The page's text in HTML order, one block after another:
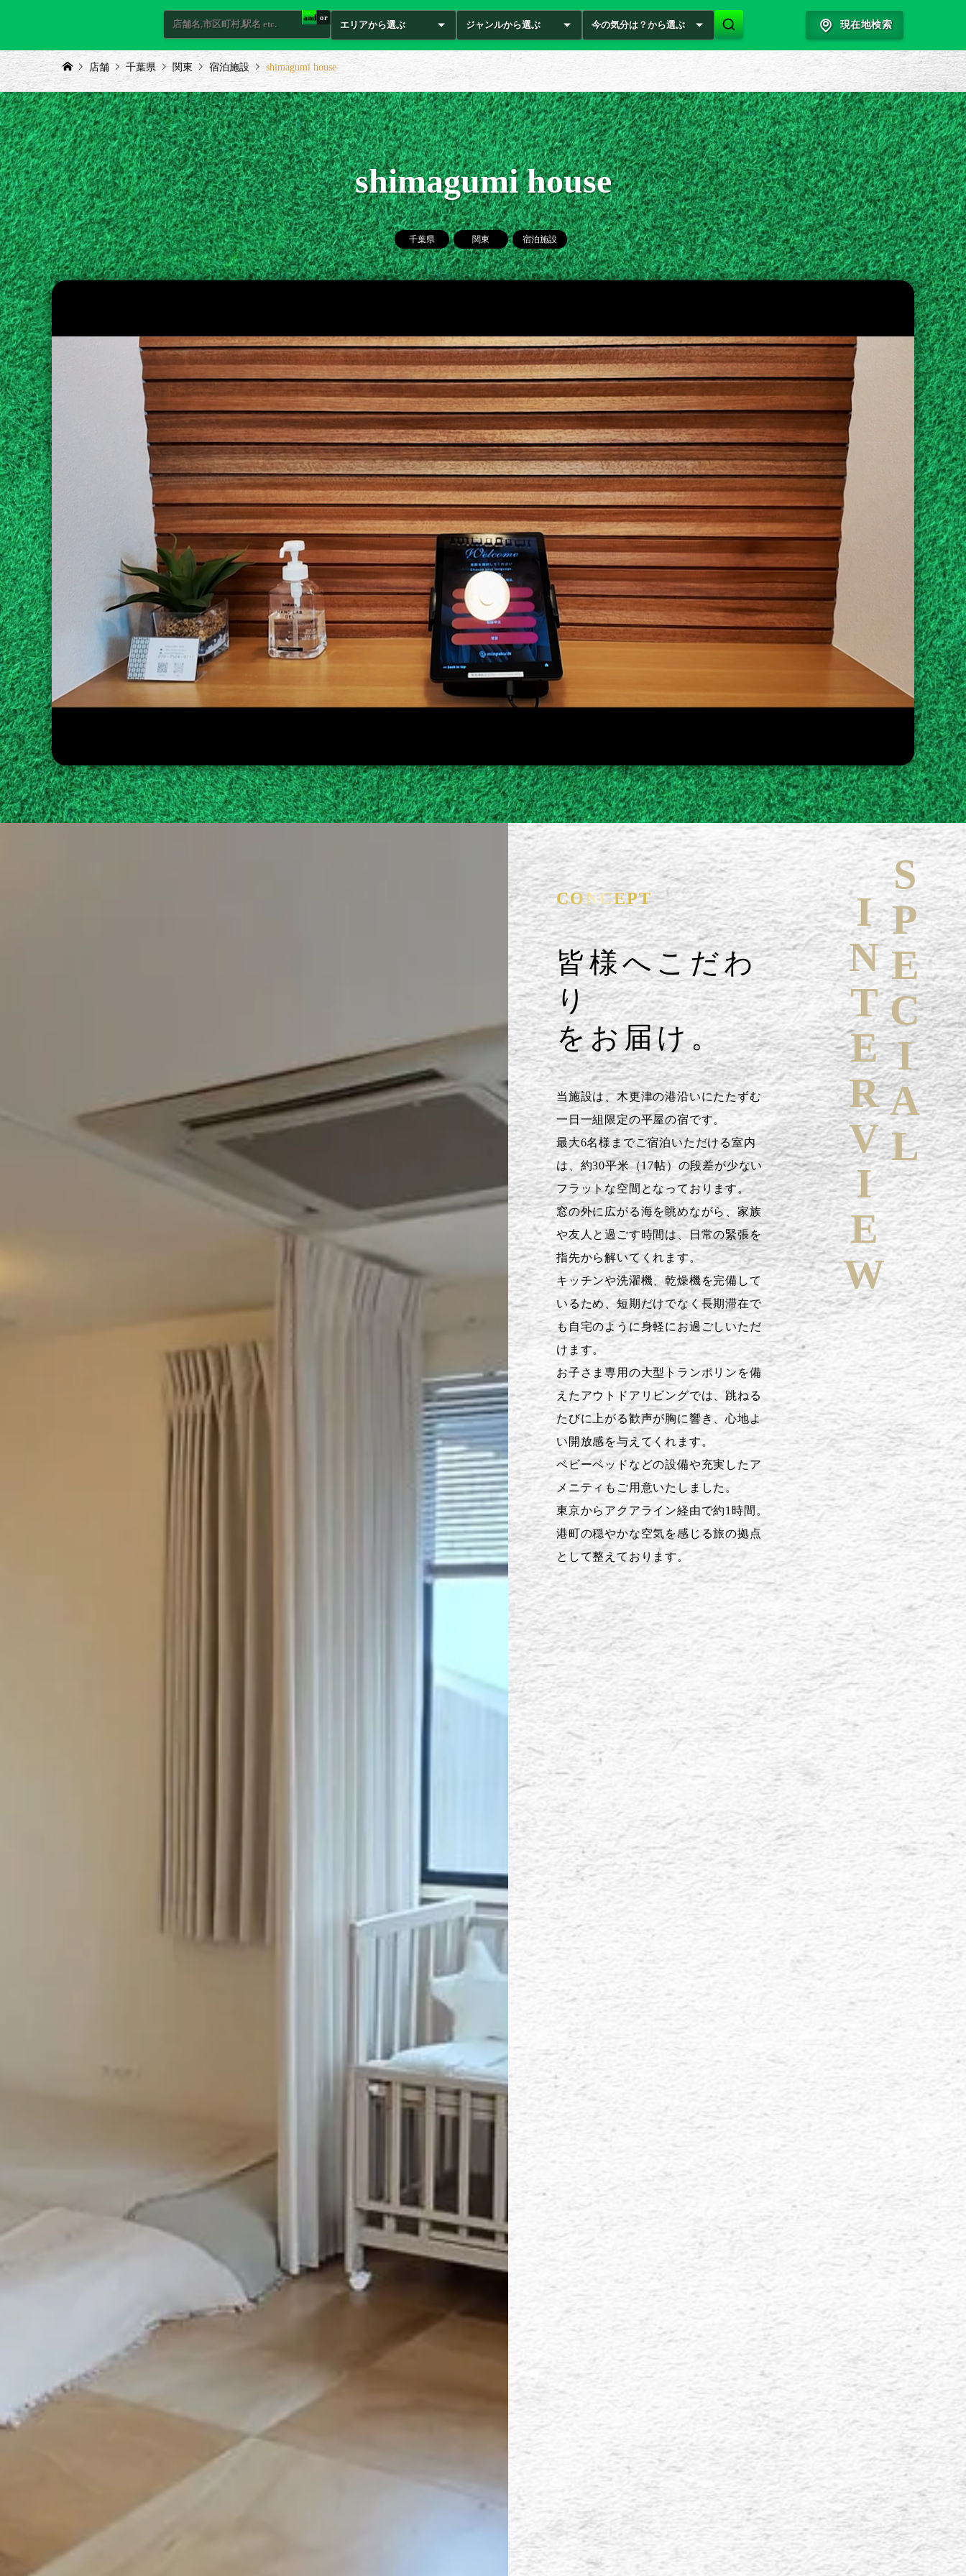
and or
エリアから選ぶ ジャンルから選ぶ 今の気分は？から選ぶ 現在地検索
店舗 千葉県 関東 宿泊施設 shimagumi house
shimagumi house
千葉県 関東 宿泊施設
CONCEPT
皆様へこだわ
り
をお届け。
当施設は、木更津の港沿いにたたずむ
一日一組限定の平屋の宿です。
最大6名様までご宿泊いただける室内
は、約30平米（17帖）の段差が少ない
フラットな空間となっております。
窓の外に広がる海を眺めながら、家族
や友人と過ごす時間は、日常の緊張を
指先から解いてくれます。
キッチンや洗濯機、乾燥機を完備して
いるため、短期だけでなく長期滞在で
も自宅のように身軽にお過ごしいただ
けます。
お子さま専用の大型トランポリンを備
えたアウトドアリビングでは、跳ねる
たびに上がる歓声が胸に響き、心地よ
い開放感を与えてくれます。
ベビーベッドなどの設備や充実したア
メニティもご用意いたしました。
東京からアクアライン経由で約1時間。
港町の穏やかな空気を感じる旅の拠点
として整えております。
SPECIAL
INTERVIEW